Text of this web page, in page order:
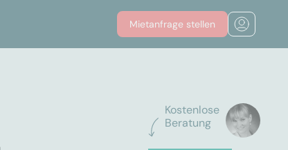
Mietanfrage stellen
Kostenlose
Beratung